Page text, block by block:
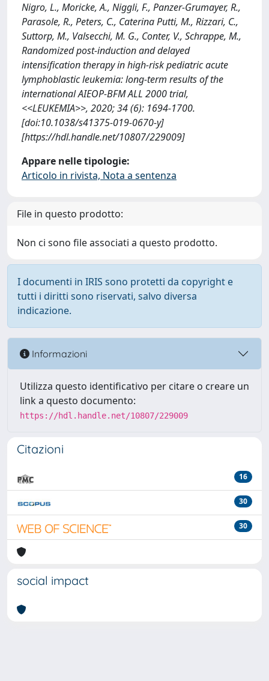
Nigro, L., Moricke, A., Niggli, F., Panzer-Grumayer, R.,
Parasole, R., Peters, C., Caterina Putti, M., Rizzari, C.,
Suttorp, M., Valsecchi, M. G., Conter, V., Schrappe, M.,
Randomized post-induction and delayed
intensification therapy in high-risk pediatric acute
lymphoblastic leukemia: long-term results of the
international AIEOP-BFM ALL 2000 trial,
<<LEUKEMIA>>, 2020; 34 (6): 1694-1700.
[doi:10.1038/s41375-019-0670-y]
[https://hdl.handle.net/10807/229009]
Appare nelle tipologie:
Articolo in rivista, Nota a sentenza
File in questo prodotto:
Non ci sono file associati a questo prodotto.
I documenti in IRIS sono protetti da copyright e
tutti i diritti sono riservati, salvo diversa
indicazione.
Informazioni
Utilizza questo identificativo per citare o creare un
link a questo documento:
https://hdl.handle.net/10807/229009
Citazioni
16
30
30
social impact